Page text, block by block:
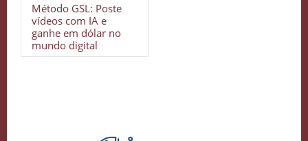
Método GSL: Poste
vídeos com IA e
ganhe em dólar no
mundo digital